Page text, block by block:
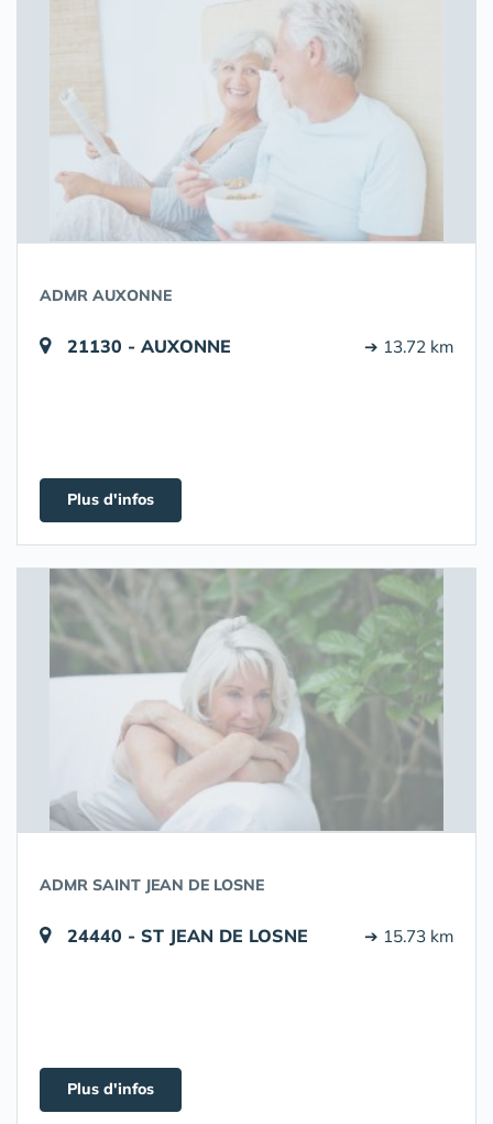
ADMR AUXONNE
21130 - AUXONNE ➔ 13.72 km
Plus d'infos
ADMR SAINT JEAN DE LOSNE
24440 - ST JEAN DE LOSNE ➔ 15.73 km
Plus d'infos